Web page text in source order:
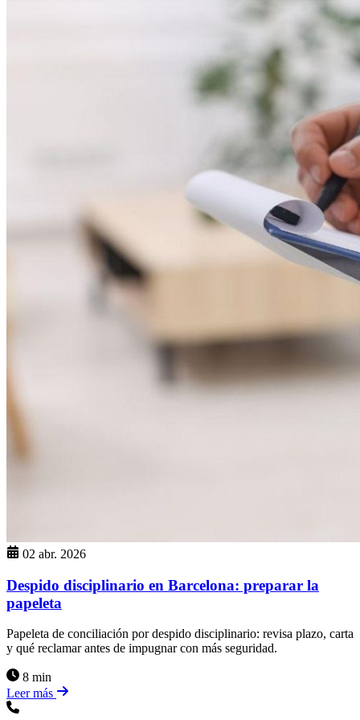
02 abr. 2026
Despido disciplinario en Barcelona: preparar la
papeleta
Papeleta de conciliación por despido disciplinario: revisa plazo, carta
y qué reclamar antes de impugnar con más seguridad.
8 min
Leer más